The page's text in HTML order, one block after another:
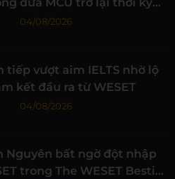
đỉnh cao
04/08/2026
tiếp vượt aim IELTS nhờ lộ
kết đầu ra từ WESET
04/08/2026
Nguyên bất ngờ đột nhập
trong The WESET Bestie